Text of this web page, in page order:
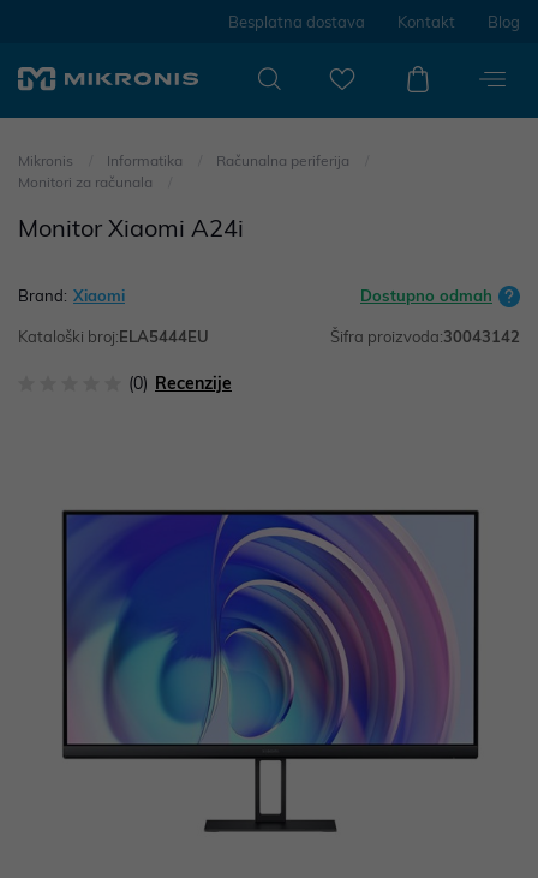
Besplatna dostava Kontakt Blog
Mikronis Informatika
Računalna periferija
Monitori za računala
Monitor Xiaomi A24i
Brand: Xiaomi Dostupno odmah
Kataloški broj:ELA5444EU Šifra proizvoda:30043142
(0) Recenzije